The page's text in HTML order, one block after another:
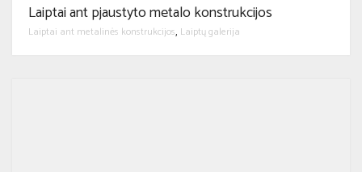
Laiptai ant pjaustyto metalo konstrukcijos
Laiptai ant metalinės konstrukcijos, Laiptų galerija